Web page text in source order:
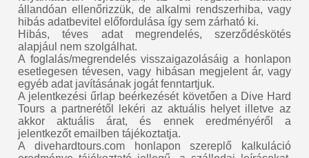
állandóan ellenőrizzük, de alkalmi rendszerhiba, vagy
hibás adatbevitel előfordulása így sem zárható ki.
Hibás, téves adat megrendelés, szerződéskötés
alapjául nem szolgálhat.
A foglalás/megrendelés visszaigazolásáig a honlapon
esetlegesen tévesen, vagy hibásan megjelent ár, vagy
egyéb adat javításának jogát fenntartjuk.
A jelentkezési űrlap beérkezését követően a Dive Hard
Tours a partnerétől lekéri az aktuális helyet illetve az
akkor aktuális árat, és ennek eredményéről a
jelentkezőt emailben tájékoztatja.
A divehardtours.com honlapon szereplő kalkuláció